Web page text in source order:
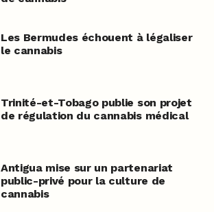
Les Bermudes échouent à légaliser
le cannabis
Trinité-et-Tobago publie son projet
de régulation du cannabis médical
Antigua mise sur un partenariat
public-privé pour la culture de
cannabis